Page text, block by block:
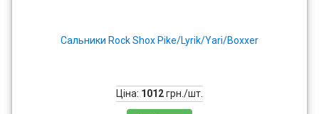
Сальники Rock Shox Pike/Lyrik/Yari/Boxxer
Ціна: 1012грн./шт.